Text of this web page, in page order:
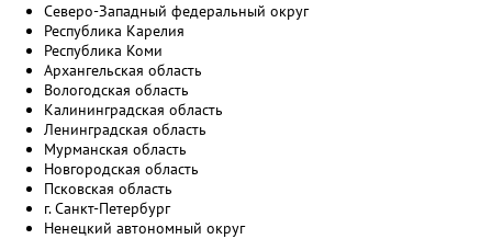
Северо-Западный федеральный округ
Республика Карелия
Республика Коми
Архангельская область
Вологодская область
Калининградская область
Ленинградская область
Мурманская область
Новгородская область
Псковская область
г. Санкт-Петербург
Ненецкий автономный округ